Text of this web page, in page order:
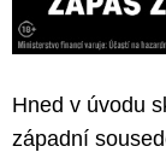
Hned v úvodu
západní